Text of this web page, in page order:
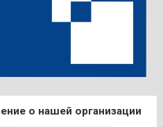
о нашей организации